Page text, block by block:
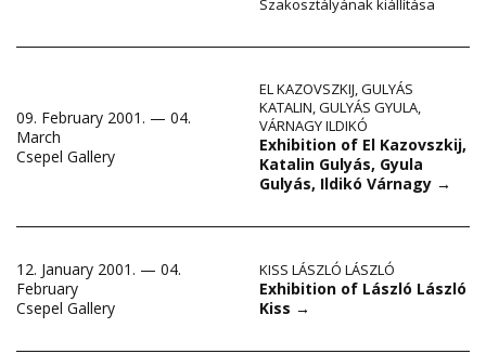
Szakosztályának kiállítása
09. February 2001. — 04.
March
Csepel Gallery
EL KAZOVSZKIJ,GULYÁS
KATALIN,GULYÁS GYULA,
VÁRNAGY ILDIKÓ
Exhibition of El Kazovszkij,
Katalin Gulyás, Gyula
Gulyás, Ildikó Várnagy →
12. January 2001. — 04.
February
Csepel Gallery
KISS LÁSZLÓ LÁSZLÓ
Exhibition of László László
Kiss →